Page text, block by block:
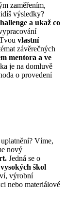
zaměřením,
výsledky?
a ukaž co
vlastní
závěrečných
mentora a ve
je na domluvě
o provedení
Víme,
nový
Jedná se o
škol
výrobní
nebo materiálové